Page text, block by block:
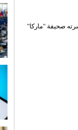
فى تشكيل الملكي بسبب عدم الجاهزية بنسبة 100%، وفقًا لما نشرته صحيفة "ماركا"